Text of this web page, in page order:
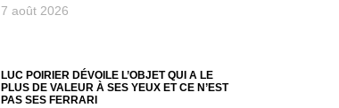
7 août 2026
LUC POIRIER DÉVOILE L’OBJET QUI A LE
PLUS DE VALEUR À SES YEUX ET CE N’EST
PAS SES FERRARI